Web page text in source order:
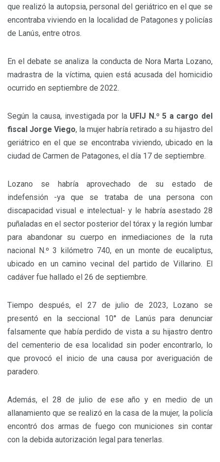
que realizó la autopsia, personal del geriátrico en el que se
encontraba viviendo en la localidad de Patagones y policías
de Lanús, entre otros.
En el debate se analiza la conducta de Nora Marta Lozano,
madrastra de la víctima, quien está acusada del homicidio
ocurrido en septiembre de 2022.
Según la causa, investigada por la UFIJ N.º 5 a cargo del
fiscal Jorge Viego, la mujer habría retirado a su hijastro del
geriátrico en el que se encontraba viviendo, ubicado en la
ciudad de Carmen de Patagones, el día 17 de septiembre.
Lozano se habría aprovechado de su estado de
indefensión -ya que se trataba de una persona con
discapacidad visual e intelectual- y le habría asestado 28
puñaladas en el sector posterior del tórax y la región lumbar
para abandonar su cuerpo en inmediaciones de la ruta
nacional N.º 3 kilómetro 740, en un monte de eucaliptus,
ubicado en un camino vecinal del partido de Villarino. El
cadáver fue hallado el 26 de septiembre.
Tiempo después, el 27 de julio de 2023, Lozano se
presentó en la seccional 10° de Lanús para denunciar
falsamente que había perdido de vista a su hijastro dentro
del cementerio de esa localidad sin poder encontrarlo, lo
que provocó el inicio de una causa por averiguación de
paradero.
Además, el 28 de julio de ese año y en medio de un
allanamiento que se realizó en la casa de la mujer, la policía
encontró dos armas de fuego con municiones sin contar
con la debida autorización legal para tenerlas.